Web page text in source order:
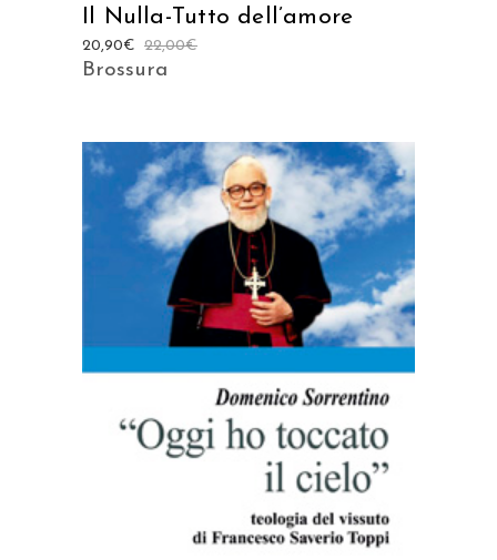
Il Nulla-Tutto dell’amore
22,00€
20,90€
Brossura
AGGIUNGI AL CARRELLO